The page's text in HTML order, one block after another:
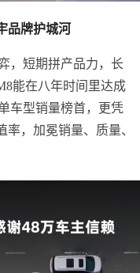
品牌护城河
，短期拼产品力，长
能在八年时间里达成
车型销量榜首，更凭
，加冕销量、质量、